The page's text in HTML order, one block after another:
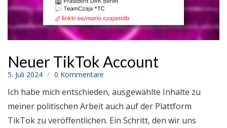
Neuer TikTok Account
5. Juli 2024 0 Kommentare
Ich habe mich entschieden, ausgewählte Inhalte zu
meiner politischen Arbeit auch auf der Plattform
TikTok zu veröffentlichen. Ein Schritt, den wir uns